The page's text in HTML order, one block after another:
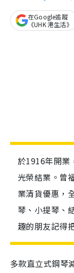
在Google追蹤
《UHK 港生活》
於1916年開業
光榮結業。曾
業清貨優惠，
琴、小提琴、
趣的朋友記得
多款直立式鋼琴